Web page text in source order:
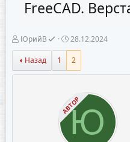
FreeCAD.
А
в
т
р
ЮрийВ
Д
а
т
н
а
л
28.12.2024
Назад 1 2
АВТОР
Ю